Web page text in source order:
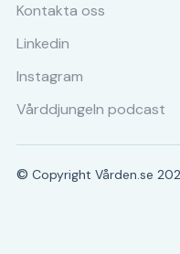
Kontakta oss
Linkedin
Instagram
Vårddjungeln podcast
© Copyright Vården.se